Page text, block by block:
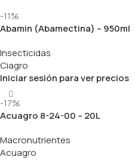
-11%
Abamin (Abamectina) – 950ml
Insecticidas
Ciagro
Iniciar sesión para ver precios
-17%
Acuagro 8-24-00 – 20L
Macronutrientes
Acuagro